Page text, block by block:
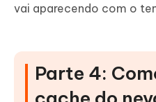
vai aparecendo com o
Parte 4: